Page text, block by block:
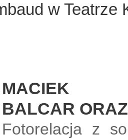
w Teatrze
MACIEK
BALCAR
Fotorelacja z